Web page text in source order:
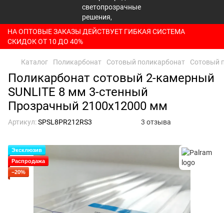
НА ОПТОВЫЕ ЗАКАЗЫ ДЕЙСТВУЕТ ГИБКАЯ СИСТЕМА
СКИДОК ОТ 10 ДО 40%
Каталог Поликарбонат Сотовый поликарбонат Сотовый
Поликарбонат сотовый 2-камерный
SUNLITE 8 мм 3-стенный
Прозрачный 2100x12000 мм
Артикул:SPSL8PR212RS3 3 отзыва
Эксклюзив
Распродажа
−20%